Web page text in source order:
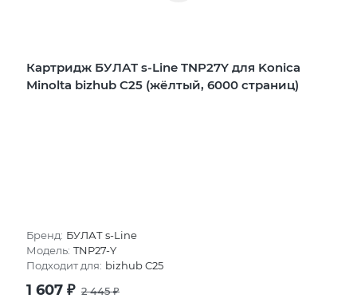
Картридж БУЛАТ s-Line TNP27Y для Konica
Minolta bizhub C25 (жёлтый, 6000 страниц)
Бренд: БУЛАТ s-Line
Модель: TNP27-Y
Подходит для: bizhub C25
1 607 ₽ 2 445₽